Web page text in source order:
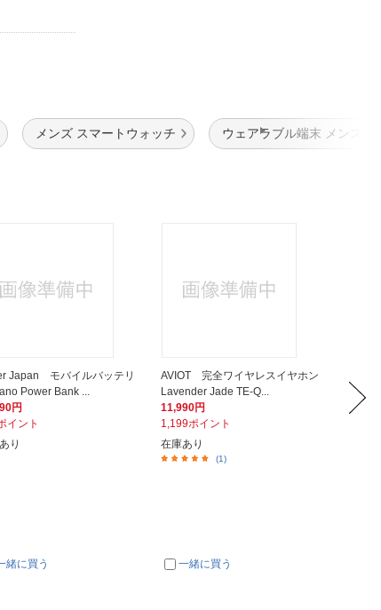
メンズ スマートウォッチ ウェアラブル端末 メンズ
Japan モバイルバッテリ
Power Bank ...
円
イント
り
緒に買う
AVIOT 完全ワイヤレスイヤホン
Lavender Jade TE-Q...
11,990円
1,199ポイント
在庫あり
(1)
一緒に買う
1,680円